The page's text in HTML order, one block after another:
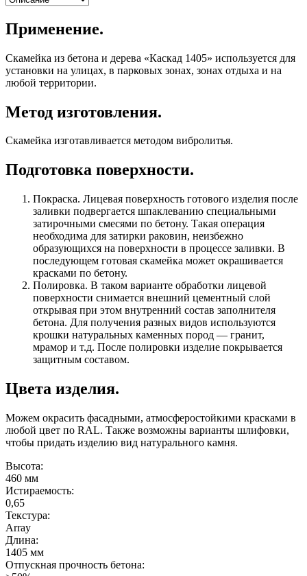
Применение.
Скамейка из бетона и дерева «Каскад 1405» используется для
установки на улицах, в парковых зонах, зонах отдыха и на
любой территории.
Метод изготовления.
Скамейка изготавливается методом вибролитья.
Подготовка поверхности.
Покраска. Лицевая поверхность готового изделия после
заливки подвергается шпаклеванию специальными
затирочными смесями по бетону. Такая операция
необходима для затирки раковин, неизбежно
образующихся на поверхности в процессе заливки. В
последующем готовая скамейка может окрашивается
красками по бетону.
Полировка. В таком варианте обработки лицевой
поверхности снимается внешний цементный слой
открывая при этом внутренний состав заполнителя
бетона. Для получения разных видов используются
крошки натуральных каменных пород — гранит,
мрамор и т.д. После полировки изделие покрывается
защитным составом.
Цвета изделия.
Можем окрасить фасадными, атмосферостойкими красками в
любой цвет по RAL. Также возможны варианты шлифовки,
чтобы придать изделию вид натурального камня.
Высота:
460 мм
Истираемость:
0,65
Текстура:
Array
Длина:
1405 мм
Отпускная прочность бетона: